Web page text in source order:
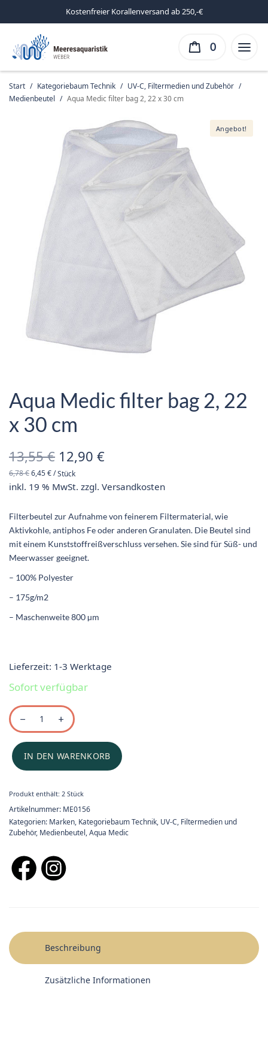
Kostenfreier Korallenversand ab 250,-€
0
Start / Kategoriebaum Technik / UV-C, Filtermedien und Zubehör /
Medienbeutel / Aqua Medic filter bag 2, 22 x 30 cm
Angebot!
Aqua Medic filter bag 2, 22
x 30 cm
13,55€ Ursprünglicher
Preis war:
12,90€
6,78€6,45€/Stück
inkl. 19 % MwSt. zzgl.Versandkosten
Filterbeutel zur Aufnahme von feinerem Filtermaterial, wie
Aktivkohle, antiphos Fe oder anderen Granulaten. Die Beutel sind
mit einem Kunststoffreißverschluss versehen. Sie sind für Süß- und
Meerwasser geeignet.
– 100% Polyester
– 175g/m2
– Maschenweite 800 µm
Lieferzeit: 1-3 Werktage
Sofort verfügbar
IN DEN WARENKORB
Produkt enthält: 2Stück
Artikelnummer: ME0156
Kategorien: Marken, Kategoriebaum Technik, UV-C, Filtermedien und
Zubehör, Medienbeutel,Aqua Medic
Beschreibung
Zusätzliche Informationen